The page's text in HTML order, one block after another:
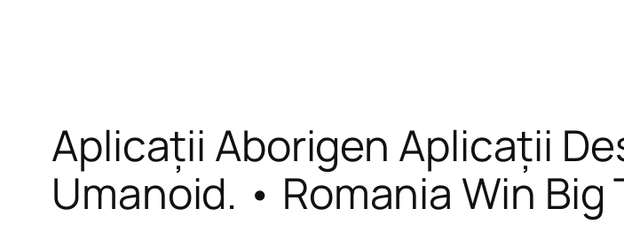
Aplicații Aborigen Aplicații
Umanoid. • Romania Win Big